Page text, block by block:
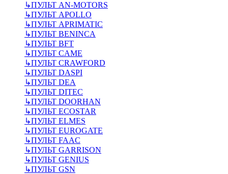
↳ПУЛЬТ AN-MOTORS
↳ПУЛЬТ APOLLO
↳ПУЛЬТ APRIMATIC
↳ПУЛЬТ BENINCA
↳ПУЛЬТ BFT
↳ПУЛЬТ CAME
↳ПУЛЬТ CRAWFORD
↳ПУЛЬТ DASPI
↳ПУЛЬТ DEA
↳ПУЛЬТ DITEC
↳ПУЛЬТ DOORHAN
↳ПУЛЬТ ECOSTAR
↳ПУЛЬТ ELMES
↳ПУЛЬТ EUROGATE
↳ПУЛЬТ FAAC
↳ПУЛЬТ GARRISON
↳ПУЛЬТ GENIUS
↳ПУЛЬТ GSN